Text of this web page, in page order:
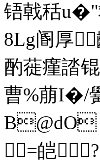
铻戟秳
8Lg阍厚
酌蓰瘽誻
曹%萠I�/
B@dO
=皑